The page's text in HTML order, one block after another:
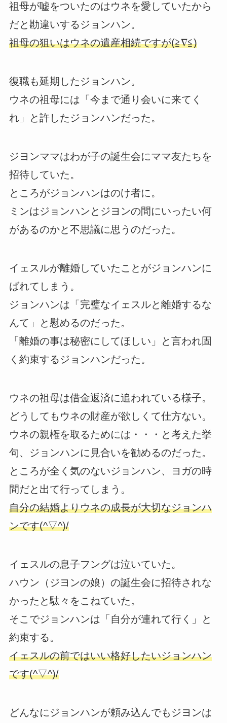
祖母が嘘をついたのはウネを愛していたから
だと勘違いするジョンハン。
祖母の狙いはウネの遺産相続ですが(≧∇≦)
復職も延期したジョンハン。
ウネの祖母には「今まで通り会いに来てく
れ」と許したジョンハンだった。
ジヨンママはわが子の誕生会にママ友たちを
招待していた。
ところがジョンハンはのけ者に。
ミンはジョンハンとジヨンの間にいったい何
があるのかと不思議に思うのだった。
イェスルが離婚していたことがジョンハンに
ばれてしまう。
ジョンハンは「完璧なイェスルと離婚するな
んて」と慰めるのだった。
「離婚の事は秘密にしてほしい」と言われ固
く約束するジョンハンだった。
ウネの祖母は借金返済に追われている様子。
どうしてもウネの財産が欲しくて仕方ない。
ウネの親権を取るためには・・・と考えた挙
句、ジョンハンに見合いを勧めるのだった。
ところが全く気のないジョンハン、ヨガの時
間だと出て行ってしまう。
自分の結婚よりウネの成長が大切なジョンハ
ンです(^▽^)/
イェスルの息子フングは泣いていた。
ハウン（ジヨンの娘）の誕生会に招待されな
かったと駄々をこねていた。
そこでジョンハンは「自分が連れて行く」と
約束する。
イェスルの前ではいい格好したいジョンハン
です(^▽^)/
どんなにジョンハンが頼み込んでもジヨンは